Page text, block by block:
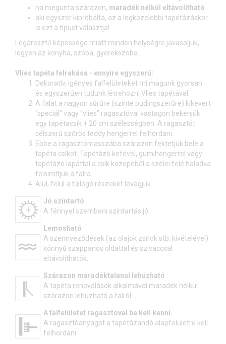
ha megunta szárazon, maradék nélkül eltávolítható
aki egyszer kipróbálta, az a legközelebbi tapétázáskor
is ezt a típust választja!
Légáresztő képessége miatt minden helységre javasoljuk,
legyen az konyha, szoba, gyerekszoba.
Vlies tapéta felrakása - ennyire egyszerű:
Dekoratív, igényes falfelületeket mi magunk gyorsan
és egyszerűen tudunk létrehozni Vlies tapétával.
A falat a nagyon sűrűre (szinte pudingszerűre) kikevert
"speciál" vagy "vlies" ragasztóval vastagon bekenjük
egy tapétacsík + 20 cm szélességben. A ragasztót
célszerű szőrös teddy hengerrel felhordani.
Ebbe a ragasztómasszába szárazon fektetjük bele a
tapéta csíkot. Tapétázó kefével, gumihengerrel vagy
tapétázó lapáttal a csík közepéből a szélei felé haladva
felsimítjuk a falra.
Alul, felül a túllógó részeket levágjuk.
Jó színtartó
A fénnyel szembeni színtartás jó.
Lemosható
A szennyeződések (az olajok zsírok stb. kivételével)
könnyű szappanos oldattal és szivaccsal
eltávolíthatók.
Szárazon maradéktalanul lehúzható
A tapéta renoválások alkalmával maradék nélkül
szárazon lehúzható a falról.
A falfelületet ragasztóval be kell kenni.
A ragasztóanyagot a tapétázandó alapfelületre kell
felhordani.